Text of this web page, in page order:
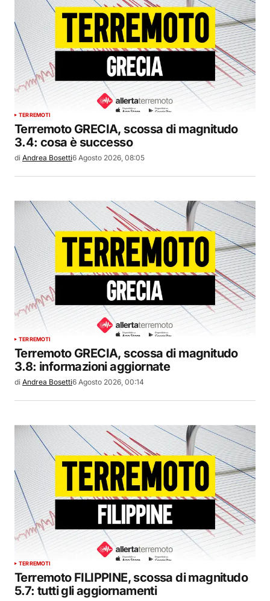
TERREMOTI
Terremoto GRECIA, scossa di magnitudo
3.4: cosa è successo
di Andrea Bosetti6 Agosto 2026, 08:05
TERREMOTI
Terremoto GRECIA, scossa di magnitudo
3.8: informazioni aggiornate
di Andrea Bosetti6 Agosto 2026, 00:14
TERREMOTI
Terremoto FILIPPINE, scossa di magnitudo
5.7: tutti gli aggiornamenti